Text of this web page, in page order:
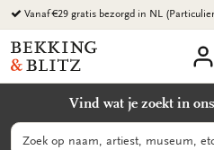
Ga
naar
content
Vanaf €29 gratis bezorgd in NL
Bekking
&
B.V.
Vind wat je zoekt in
Zoeken